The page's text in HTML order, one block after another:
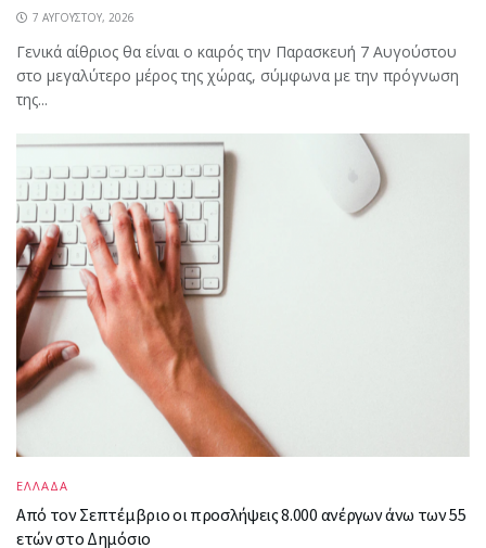
7 ΑΥΓΟΎΣΤΟΥ, 2026
Γενικά αίθριος θα είναι ο καιρός την Παρασκευή 7 Αυγούστου
στο μεγαλύτερο μέρος της χώρας, σύμφωνα με την πρόγνωση
της...
ΕΛΛΑΔΑ
Από τον Σεπτέμβριο οι προσλήψεις 8.000 ανέργων άνω των 55
ετών στο Δημόσιο